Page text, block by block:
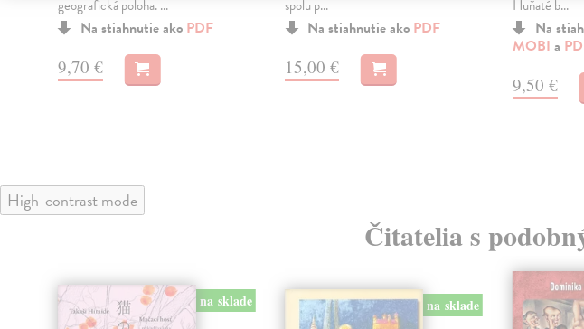
geografická poloha. ...
Na stiahnutie ako PDF
9,70 €
spolu p...
Na stiahnutie ako PDF
15,00 €
Huňaté b...
Na
MOBI a
9,50 €
High-contrast mode
Čitatelia s
na sklade na sklade